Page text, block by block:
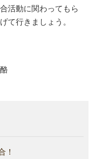
活動に関わってもら
て行きましょう。
！